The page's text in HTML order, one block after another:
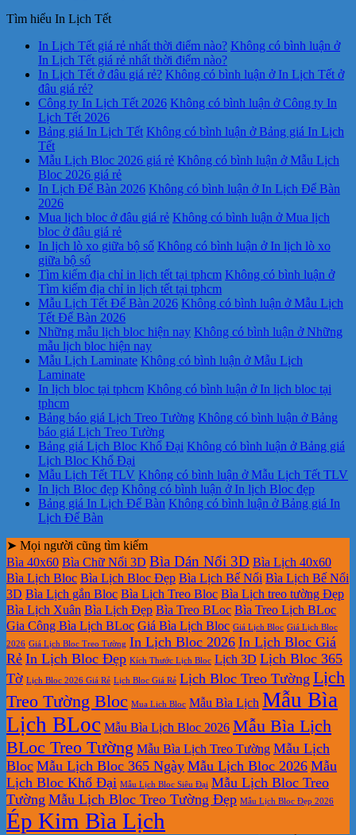
Tìm hiểu In Lịch Tết
In Lịch Tết giá rẻ nhất thời điểm nào? Không có bình luận ở
In Lịch Tết giá rẻ nhất thời điểm nào?
In Lịch Tết ở đâu giá rẻ? Không có bình luận ở In Lịch Tết ở
đâu giá rẻ?
Công ty In Lịch Tết 2026 Không có bình luận ở Công ty In
Lịch Tết 2026
Bảng giá In Lịch Tết Không có bình luận ở Bảng giá In Lịch
Tết
Mẫu Lịch Bloc 2026 giá rẻ Không có bình luận ở Mẫu Lịch
Bloc 2026 giá rẻ
In Lịch Để Bàn 2026 Không có bình luận ở In Lịch Để Bàn
2026
Mua lịch bloc ở đâu giá rẻ Không có bình luận ở Mua lịch
bloc ở đâu giá rẻ
In lịch lò xo giữa bộ số Không có bình luận ở In lịch lò xo
giữa bộ số
Tìm kiếm địa chỉ in lịch tết tại tphcm Không có bình luận ở
Tìm kiếm địa chỉ in lịch tết tại tphcm
Mẫu Lịch Tết Để Bàn 2026 Không có bình luận ở Mẫu Lịch
Tết Để Bàn 2026
Những mẫu lịch bloc hiện nay Không có bình luận ở Những
mẫu lịch bloc hiện nay
Mẫu Lịch Laminate Không có bình luận ở Mẫu Lịch
Laminate
In lịch bloc tại tphcm Không có bình luận ở In lịch bloc tại
tphcm
Bảng báo giá Lịch Treo Tường Không có bình luận ở Bảng
báo giá Lịch Treo Tường
Bảng giá Lịch Bloc Khổ Đại Không có bình luận ở Bảng giá
Lịch Bloc Khổ Đại
Mẫu Lịch Tết TLV Không có bình luận ở Mẫu Lịch Tết TLV
In lịch Bloc đẹp Không có bình luận ở In lịch Bloc đẹp
Bảng giá In Lịch Để Bàn Không có bình luận ở Bảng giá In
Lịch Để Bàn
➤ Mọi người cũng tìm kiếm
Bìa 40x60 Bìa Chữ Nổi 3D Bìa Dán Nổi 3D Bìa Lịch 40x60
Bìa Lịch Bloc Bìa Lịch Bloc Đẹp Bìa Lịch Bế Nổi Bìa Lịch Bế Nổi
3D Bìa Lịch gắn Bloc Bìa Lịch Treo Bloc Bìa Lịch treo tường Đẹp
Bìa Lịch Xuân Bìa Lịch Đẹp Bìa Treo BLoc Bìa Treo Lịch BLoc
Gia Công Bìa Lịch BLoc Giá Bìa Lịch Bloc Giá Lịch Bloc Giá Lịch Bloc
2026 Giá Lịch Bloc Treo Tường In Lịch Bloc 2026 In Lịch Bloc Giá
Rẻ In Lịch Bloc Đẹp Kích Thước Lịch Bloc Lịch 3D Lịch Bloc 365
Tờ Lịch Bloc 2026 Giá Rẻ Lịch Bloc Giá Rẻ Lịch Bloc Treo Tường Lịch
Treo Tường Bloc Mua Lich Bloc Mẫu Bìa Lịch Mẫu Bìa
Lịch BLoc Mẫu Bìa Lịch Bloc 2026 Mẫu Bìa Lịch
BLoc Treo Tường Mẫu Bìa Lịch Treo Tường Mẫu Lịch
Bloc Mẫu Lịch Bloc 365 Ngày Mẫu Lịch Bloc 2026 Mẫu
Lịch Bloc Khổ Đại Mẫu Lịch Bloc Siêu Đại Mẫu Lịch Bloc Treo
Tường Mẫu Lịch Bloc Treo Tường Đẹp Mẫu Lịch Bloc Đẹp 2026
Ép Kim Bìa Lịch